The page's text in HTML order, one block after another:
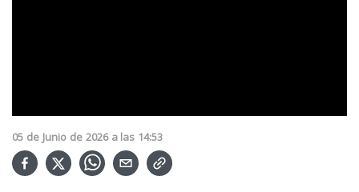
05 de Junio de 2026 a las 14:53